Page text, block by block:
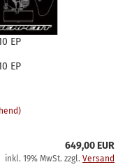
EP
EP
649,00 EUR
inkl. 19% MwSt. zzgl. Versand